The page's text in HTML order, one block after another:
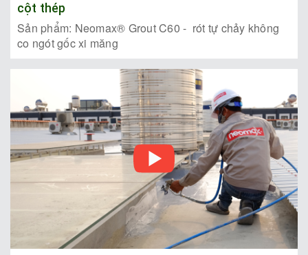
cột thép
Sản phẩm: Neomax® Grout C60 - rót tự chảy không
co ngót gốc xi măng